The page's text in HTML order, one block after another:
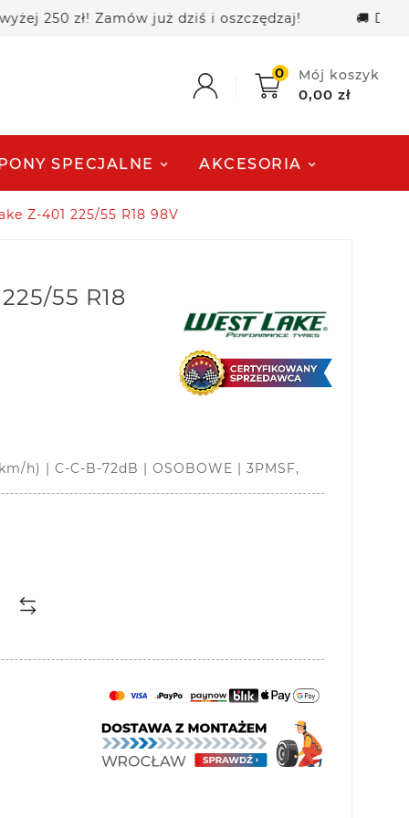
zł! Zamów już dziś i oszczędzaj! 🚚
0 Mój koszyk
0,00 zł
SPECJALNE AKCESORIA
Z-401 225/55 R18 98V
55 R18
h) | C-C-B-72dB | OSOBOWE | 3PMSF,